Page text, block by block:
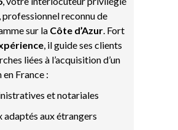
, professionnel reconnu de
sur la Côte d’Azur. Fort
, il guide ses clients
liées à l’acquisition d’un
en France :
et notariales
adaptés aux étrangers